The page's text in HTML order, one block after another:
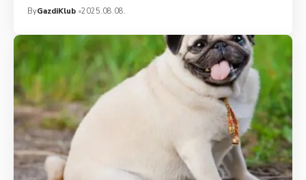
ByGazdiKlub 2025.08.08.